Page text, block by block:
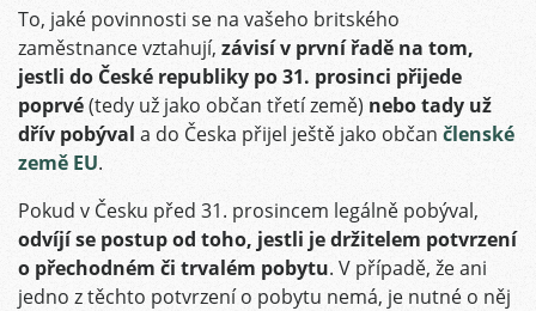
To, jaké povinnosti se na vašeho britského
zaměstnance vztahují, závisí v první řadě na tom,
jestli do České republiky po 31. prosinci přijede
poprvé(tedy už jako občan třetí země) nebo tady už
dřív pobýval a do Česka přijel ještě jako občan členské
země EU.
Pokud v Česku před 31. prosincem legálně pobýval,
odvíjí se postup od toho, jestli je držitelem potvrzení
o přechodném či trvalém pobytu. V případě, že ani
jedno z těchto potvrzení o pobytu nemá, je nutné o něj